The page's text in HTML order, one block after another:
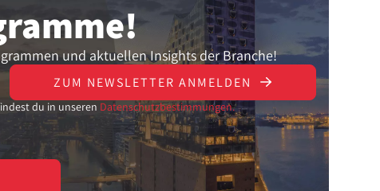
und aktuellen Insights der Branche!
ZUM NEWSLETTER ANMELDEN
du in unseren Datenschutzbestimmungen.